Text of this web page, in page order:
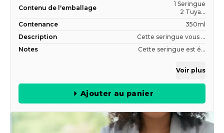
Contenu de l'emballage
1 Seringue
2 Tuya...
Contenance
350ml
Description
Cette seringue vous ...
Notes
Cette seringue est é...
Voir plus
Ajouter au panier